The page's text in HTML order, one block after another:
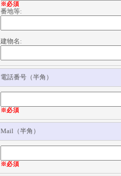
※必須
番地等:
建物名:
電話番号（半角）
※必須
Mail（半角）
※必須